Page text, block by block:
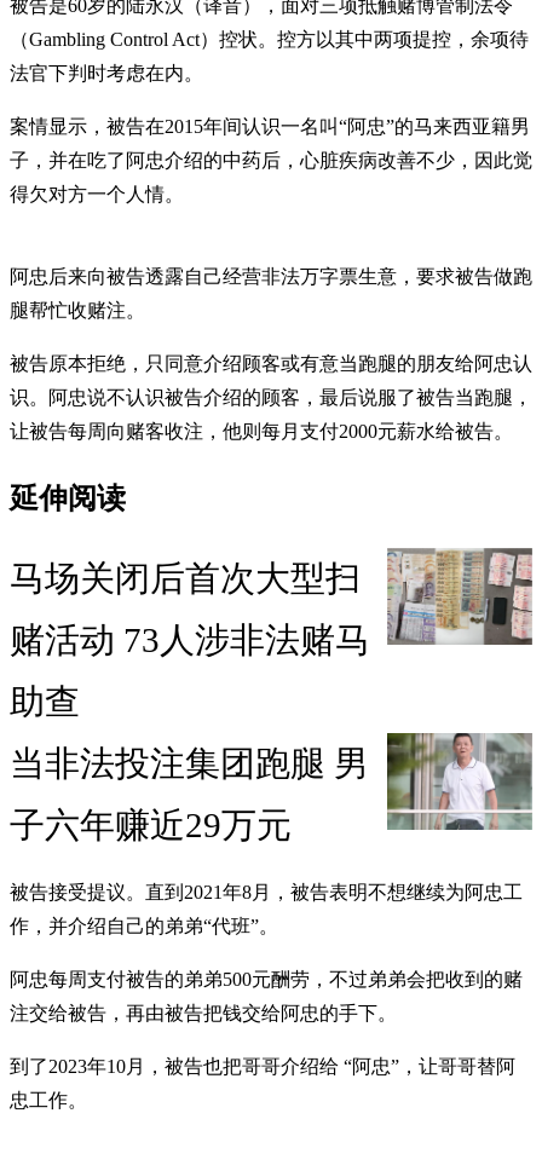
被告是60岁的陆永汉（译音），面对三项抵触赌博管制法令
（Gambling Control Act）控状。控方以其中两项提控，余项待
法官下判时考虑在内。
案情显示，被告在2015年间认识一名叫“阿忠”的马来西亚籍男
子，并在吃了阿忠介绍的中药后，心脏疾病改善不少，因此觉
得欠对方一个人情。
阿忠后来向被告透露自己经营非法万字票生意，要求被告做跑
腿帮忙收赌注。
被告原本拒绝，只同意介绍顾客或有意当跑腿的朋友给阿忠认
识。阿忠说不认识被告介绍的顾客，最后说服了被告当跑腿，
让被告每周向赌客收注，他则每月支付2000元薪水给被告。
延伸阅读
马场关闭后首次大型扫
赌活动 73人涉非法赌马
助查
当非法投注集团跑腿 男
子六年赚近29万元
被告接受提议。直到2021年8月，被告表明不想继续为阿忠工
作，并介绍自己的弟弟“代班”。
阿忠每周支付被告的弟弟500元酬劳，不过弟弟会把收到的赌
注交给被告，再由被告把钱交给阿忠的手下。
到了2023年10月，被告也把哥哥介绍给 “阿忠”，让哥哥替阿
忠工作。